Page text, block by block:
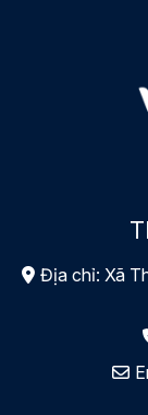
Địa chỉ: Xã